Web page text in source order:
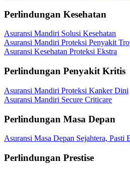
Perlindungan Kesehatan
Asuransi Mandiri Solusi Kesehatan
Asuransi Mandiri Proteksi Penyakit
Asuransi Kesehatan Proteksi Ekstra
Perlindungan Penyakit Kritis
Asuransi Mandiri Proteksi Kanker Dini
Asuransi Mandiri Secure Criticare
Perlindungan Masa Depan
Asuransi Masa Depan Sejahtera, Pasti
Perlindungan Prestise